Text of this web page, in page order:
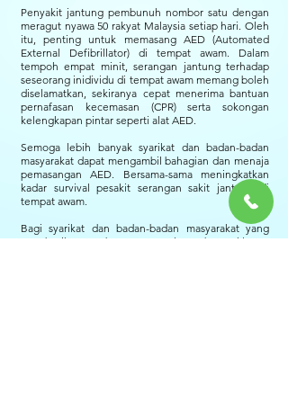
Penyakit jantung pembunuh nombor satu dengan
meragut nyawa 50 rakyat Malaysia setiap hari. Oleh
itu, penting untuk memasang AED (Automated
External Defibrillator) di tempat awam. Dalam
tempoh empat minit, serangan jantung terhadap
seseorang inidividu di tempat awam memang boleh
diselamatkan, sekiranya cepat menerima bantuan
pernafasan kecemasan (CPR) serta sokongan
kelengkapan pintar seperti alat AED.
Semoga lebih banyak syarikat dan badan-badan
masyarakat dapat mengambil bahagian dan menaja
pemasangan AED. Bersama-sama meningkatkan
kadar survival pesakit serangan sakit jantung di
tempat awam.
Bagi syarikat dan badan-badan masyarakat yang
memberikan sumbangan AED, logo dan maklumat